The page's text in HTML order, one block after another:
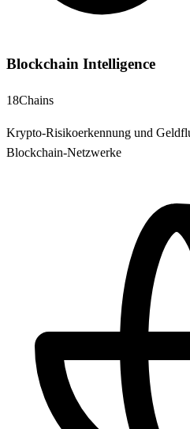
Blockchain Intelligence
18Chains
Krypto-Risikoerkennung und
Blockchain-Netzwerke